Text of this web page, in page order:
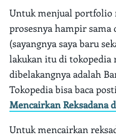
Untuk menjual portfolio
prosesnya hampir sama
(sayangnya saya baru
lakukan itu di tokopedia
dibelakangnya adalah
Tokopedia bisa baca
Mencairkan Reksadana
Untuk mencairkan